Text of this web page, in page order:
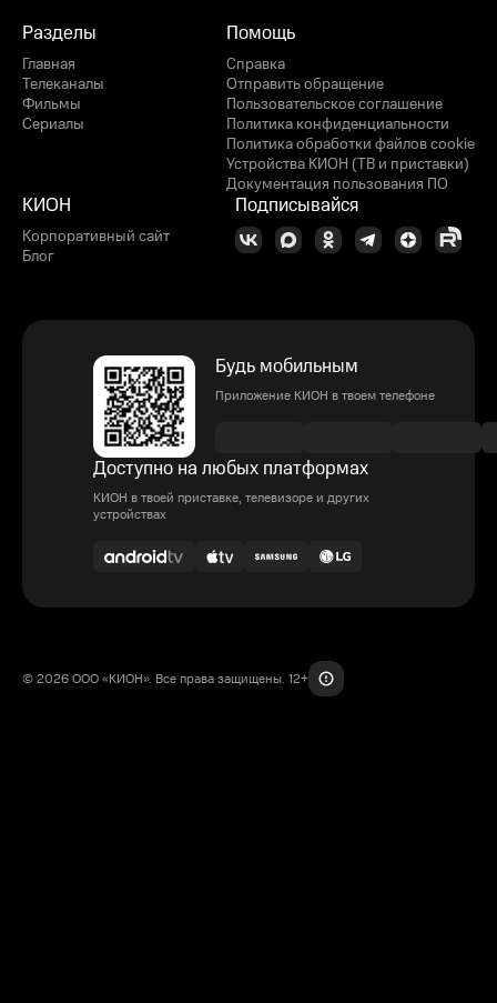
Разделы
Главная
Телеканалы
Фильмы
Сериалы
Помощь
Справка
Отправить обращение
Пользовательское соглашение
Политика конфиденциальности
Политика обработки файлов cookie
Устройства КИОН (ТВ и приставки)
Документация пользования ПО
КИОН
Корпоративный сайт
Блог
Подписывайся
Будь мобильным
Приложение КИОН в твоем телефоне
Доступно на любых платформах
КИОН в твоей приставке, телевизоре и других
устройствах
© 2026 ООО «КИОН». Все права защищены. 12+